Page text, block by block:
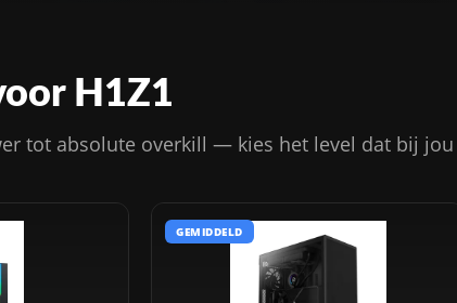
H1Z1
tot absolute overkill — kies het level dat bij
GEMIDDELD